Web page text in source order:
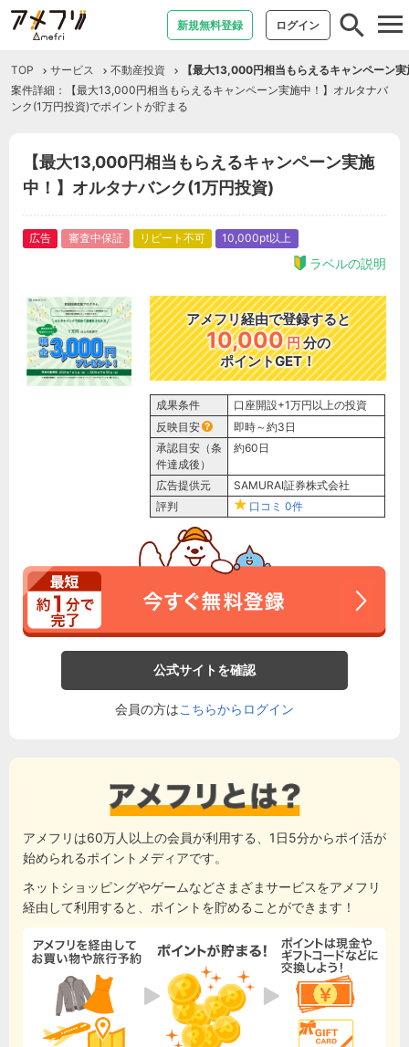
新規無料登録 ログイン
TOP サービス 不動産投資
【最大13,000円相当もらえるキャンペーン
案件詳細：【最大13,000円相当もらえるキャンペーン実施中！】オルタナバ
ンク(1万円投資)でポイントが貯まる
【最大13,000円相当もらえるキャンペーン実施
中！】オルタナバンク(1万円投資)
広告 審査中保証 リピート不可 10,000pt以上
ラベルの説明
アメフリ経由で登録すると
10,000円分の
ポイントGET！
成果条件
口座開設+1万円以上の投資
反映目安
即時～約3日
承認目安（条
件達成後）
約60日
広告提供元
SAMURAI証券株式会社
評判
口コミ 0件
公式サイトを確認
会員の方はこちらからログイン
アメフリは60万人以上の会員が利用する、1日5分からポイ活が
始められるポイントメディアです。
ネットショッピングやゲームなどさまざまサービスをアメフリ
経由して利用すると、ポイントを貯めることができます！